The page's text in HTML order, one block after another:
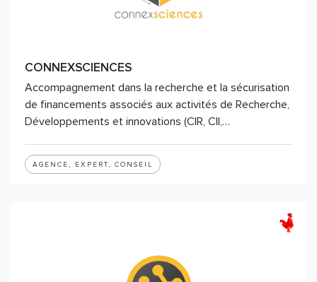
CONNEXSCIENCES
Accompagnement dans la recherche et la sécurisation
de financements associés aux activités de Recherche,
Développements et innovations (CIR, CII,…
AGENCE, EXPERT, CONSEIL